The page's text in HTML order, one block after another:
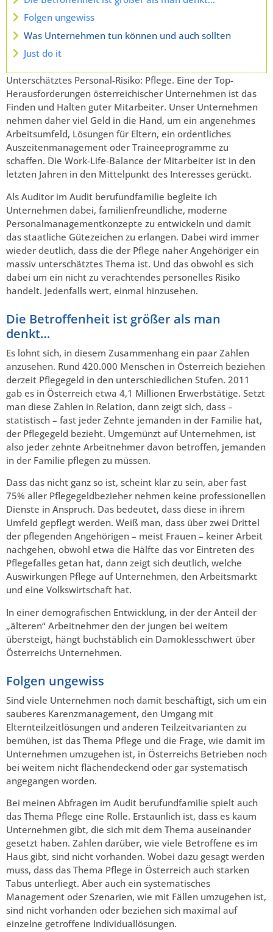
Folgen ungewiss
Was Unternehmen tun können und auch sollten
Just do it
Unterschätztes Personal-Risiko: Pflege. Eine der Top-
Herausforderungen österreichischer Unternehmen ist das
Finden und Halten guter Mitarbeiter. Unser Unternehmen
nehmen daher viel Geld in die Hand, um ein angenehmes
Arbeitsumfeld, Lösungen für Eltern, ein ordentliches
Auszeitenmanagement oder Traineeprogramme zu
schaffen. Die Work-Life-Balance der Mitarbeiter ist in den
letzten Jahren in den Mittelpunkt des Interesses gerückt.
Als Auditor im Audit berufundfamilie begleite ich
Unternehmen dabei, familienfreundliche, moderne
Personalmanagementkonzepte zu entwickeln und damit
das staatliche Gütezeichen zu erlangen. Dabei wird immer
wieder deutlich, dass die der Pflege naher Angehöriger ein
massiv unterschätztes Thema ist. Und das obwohl es sich
dabei um ein nicht zu verachtendes personelles Risiko
handelt. Jedenfalls wert, einmal hinzusehen.
Die Betroffenheit ist größer als man
denkt…
Es lohnt sich, in diesem Zusammenhang ein paar Zahlen
anzusehen. Rund 420.000 Menschen in Österreich beziehen
derzeit Pflegegeld in den unterschiedlichen Stufen. 2011
gab es in Österreich etwa 4,1 Millionen Erwerbstätige. Setzt
man diese Zahlen in Relation, dann zeigt sich, dass –
statistisch – fast jeder Zehnte jemanden in der Familie hat,
der Pflegegeld bezieht. Umgemünzt auf Unternehmen, ist
also jeder zehnte Arbeitnehmer davon betroffen, jemanden
in der Familie pflegen zu müssen.
Dass das nicht ganz so ist, scheint klar zu sein, aber fast
75% aller Pflegegeldbezieher nehmen keine professionellen
Dienste in Anspruch. Das bedeutet, dass diese in ihrem
Umfeld gepflegt werden. Weiß man, dass über zwei Drittel
der pflegenden Angehörigen – meist Frauen – keiner Arbeit
nachgehen, obwohl etwa die Hälfte das vor Eintreten des
Pflegefalles getan hat, dann zeigt sich deutlich, welche
Auswirkungen Pflege auf Unternehmen, den Arbeitsmarkt
und eine Volkswirtschaft hat.
In einer demografischen Entwicklung, in der der Anteil der
„älteren“ Arbeitnehmer den der jungen bei weitem
übersteigt, hängt buchstäblich ein Damoklesschwert über
Österreichs Unternehmen.
Folgen ungewiss
Sind viele Unternehmen noch damit beschäftigt, sich um ein
sauberes Karenzmanagement, den Umgang mit
Elternteilzeitlösungen und anderen Teilzeitvarianten zu
bemühen, ist das Thema Pflege und die Frage, wie damit im
Unternehmen umzugehen ist, in Österreichs Betrieben noch
bei weitem nicht flächendeckend oder gar systematisch
angegangen worden.
Bei meinen Abfragen im Audit berufundfamilie spielt auch
das Thema Pflege eine Rolle. Erstaunlich ist, dass es kaum
Unternehmen gibt, die sich mit dem Thema auseinander
gesetzt haben. Zahlen darüber, wie viele Betroffene es im
Haus gibt, sind nicht vorhanden. Wobei dazu gesagt werden
muss, dass das Thema Pflege in Österreich auch starken
Tabus unterliegt. Aber auch ein systematisches
Management oder Szenarien, wie mit Fällen umzugehen ist,
sind nicht vorhanden oder beziehen sich maximal auf
einzelne getroffene Individuallösungen.